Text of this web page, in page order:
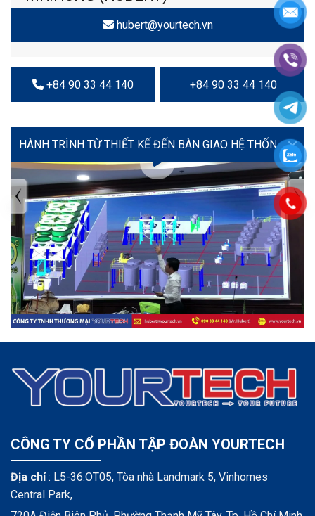
hubert@yourtech.vn
+84 90 33 44 140 +84 90 33 44 140
VIDEO
TIN TỨC MỚI NHẤT
Tuyển dụng: Nhân viên KẾ TOÁN
CÔNG TY CỔ PHẦN TẬP ĐOÀN YOURTECH
Địa chỉ: L5-36.OT05, Tòa nhà Landmark 5, Vinhomes
Central Park,